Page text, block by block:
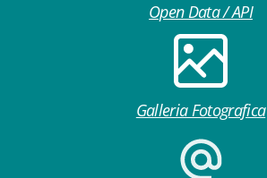
Open Data / API
Galleria Fotografica